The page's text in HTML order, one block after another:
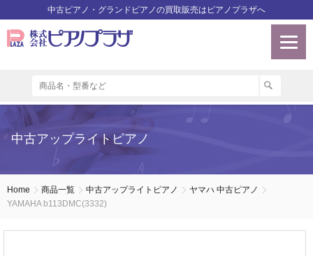
中古ピアノ・グランドピアノの買取販売はピアノプラザへ
中古アップライトピアノ
Home 商品一覧 中古アップライトピアノ
ヤマハ 中古ピアノ
YAMAHA b113DMC(3332)